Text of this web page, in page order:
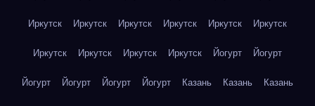
Иркутск Иркутск Иркутск Иркутск Иркутск Иркутск
Иркутск Иркутск Иркутск Иркутск Йогурт Йогурт
Йогурт Йогурт Йогурт Йогурт Казань Казань Казань